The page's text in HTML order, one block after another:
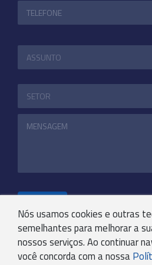
Nós usamos cookies e outras
semelhantes para melhorar a
nossos serviços. Ao continuar
você concorda com a nossa
+55 31 3244-4800